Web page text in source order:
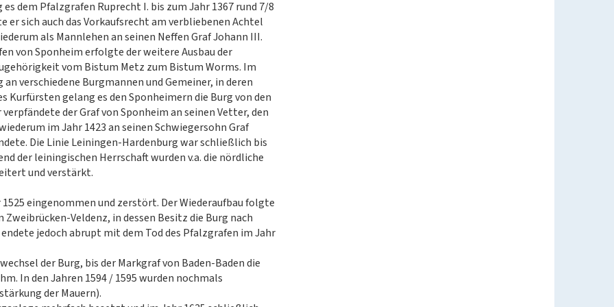
dem Pfalzgrafen Ruprecht I. bis zum Jahr 1367 rund 7/8
er sich auch das Vorkaufsrecht am verbliebenen Achtel
als Mannlehen an seinen Neffen Graf Johann III.
von Sponheim erfolgte der weitere Ausbau der
vom Bistum Metz zum Bistum Worms. Im
verschiedene Burgmannen und Gemeiner, in deren
Kurfürsten gelang es den Sponheimern die Burg von den
der Graf von Sponheim an seinen Vetter, den
im Jahr 1423 an seinen Schwiegersohn Graf
Die Linie Leiningen-Hardenburg war schließlich bis
der leiningischen Herrschaft wurden v.a. die nördliche
und verstärkt.
eingenommen und zerstört. Der Wiederaufbau folgte
Veldenz, in dessen Besitz die Burg nach
jedoch abrupt mit dem Tod des Pfalzgrafen im Jahr
der Burg, bis der Markgraf von Baden-Baden die
In den Jahren 1594 / 1595 wurden nochmals
der Mauern).